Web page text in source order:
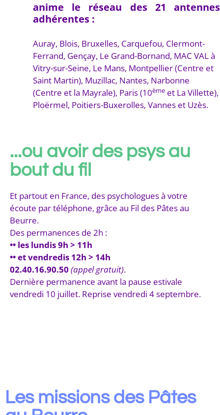
anime le réseau des 21 antennes
adhérentes :
Auray, Blois, Bruxelles, Carquefou, Clermont-
Ferrand, Gençay, Le Grand-Bornand, MAC VAL à
Vitry-sur-Seine, Le Mans, Montpellier (Centre et
Saint Martin), Muzillac, Nantes, Narbonne
(Centre et la Mayrale), Paris (10ème et La Villette),
Ploërmel, Poitiers-Buxerolles, Vannes et Uzès.
...ou avoir des psys au
bout du fil
Et partout en France, des psychologues à votre
écoute par téléphone, grâce au Fil des Pâtes au
Beurre.
Des permanences de 2h :
•• les lundis 9h > 11h
•• et vendredis 12h > 14h
02.40.16.90.50 (appel gratuit).
Dernière permanence avant la pause estivale
vendredi 10 juillet. Reprise vendredi 4 septembre.
Les missions des Pâtes